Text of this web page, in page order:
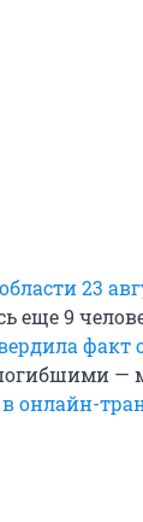
23
еще 9
факт
погибшими —
в онлайн-